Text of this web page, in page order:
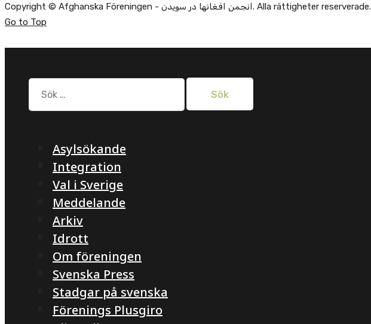
Copyright © Afghanska Föreningen - انجمن افغانها در سویدن. Alla rättigheter reserverade.
Go to Top
Sök
efter:
Asylsökande
Integration
Val i Sverige
Meddelande
Arkiv
Idrott
Om föreningen
Svenska Press
Stadgar på svenska
Förenings Plusgiro